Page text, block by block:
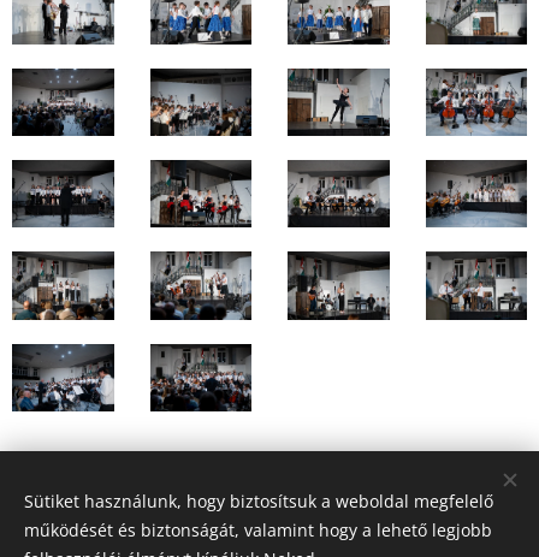
Sütiket használunk, hogy biztosítsuk a weboldal megfelelő
működését és biztonságát, valamint hogy a lehető legjobb